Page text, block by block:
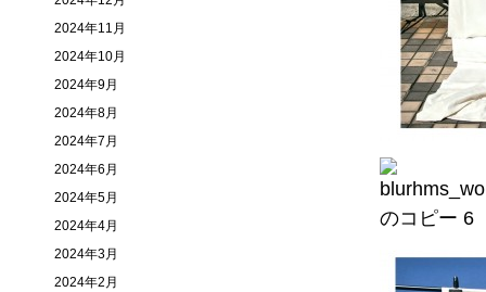
2024年11月
2024年10月
2024年9月
2024年8月
2024年7月
2024年6月
2024年5月
2024年4月
2024年3月
2024年2月